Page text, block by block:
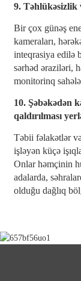
9. Təhlükəsizlik
Bir çox günəş
kameraları,
inteqrasiya edilə
sərhəd əraziləri,
monitorinq
10. Şəbəkədən
qaldırılması
Təbii fəlakətlər
işləyən küçə
Onlar həmçinin
adalarda,
olduğu dağlıq